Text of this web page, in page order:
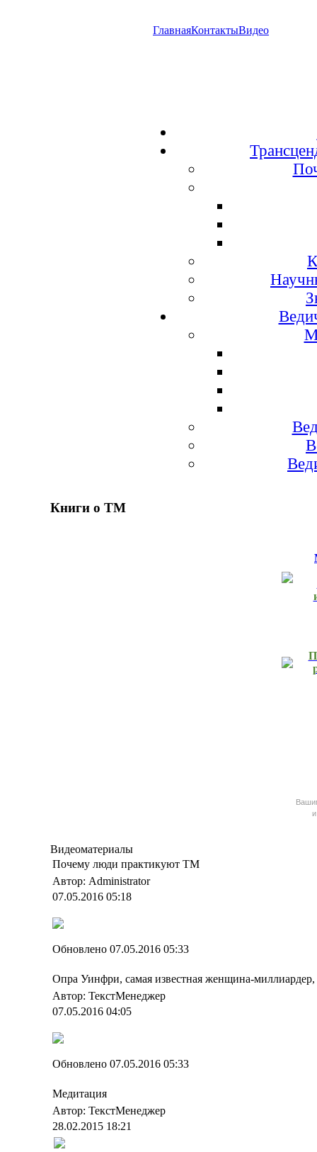
ГлавнаяКонтактыВидео
Книги о ТМ
Видеоматериалы
Почему люди практикуют ТМ
Автор: Administrator
07.05.2016 05:18
Обновлено 07.05.2016 05:33
Опра Уинфри, самая известная женщина-
Автор: ТекстМенеджер
07.05.2016 04:05
Обновлено 07.05.2016 05:33
Медитация
Автор: ТекстМенеджер
28.02.2015 18:21